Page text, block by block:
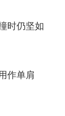
时仍坚如
作单肩